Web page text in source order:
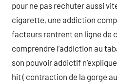
pour ne pas rechuter aussi
cigarette, une addiction
facteurs rentrent en ligne de
comprendre l’addiction au
son pouvoir addictif
hit ( contraction de la gorge